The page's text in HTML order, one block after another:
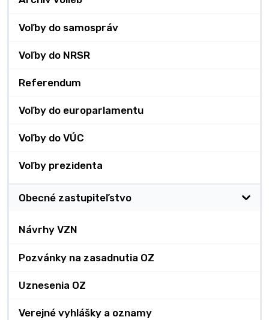
Voľby do samospráv
Voľby do NRSR
Referendum
Voľby do europarlamentu
Voľby do VÚC
Voľby prezidenta
Obecné zastupiteľstvo
Návrhy VZN
Pozvánky na zasadnutia OZ
Uznesenia OZ
Verejné vyhlášky a oznamy